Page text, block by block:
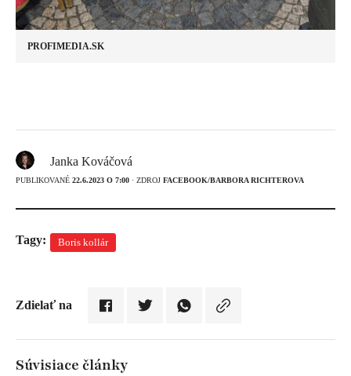
PROFIMEDIA.SK
Janka Kováčová
PUBLIKOVANÉ 22.6.2023 O 7:00 · ZDROJ FACEBOOK/BARBORA RICHTEROVA
Tagy: Boris kollár
Zdielať na
Súvisiace články